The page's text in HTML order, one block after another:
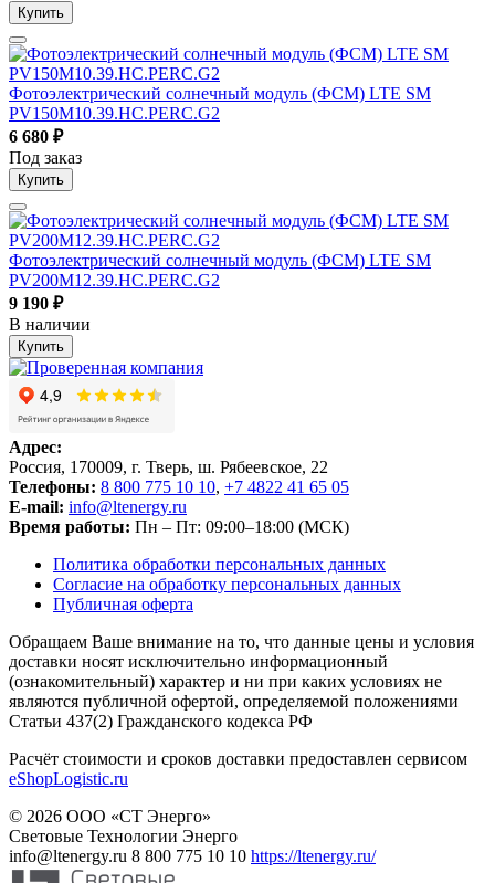
Купить
Фотоэлектрический солнечный модуль (ФСМ) LTE SM
PV150M10.39.HC.PERC.G2
6 680 ₽
Под заказ
Купить
Фотоэлектрический солнечный модуль (ФСМ) LTE SM
PV200M12.39.HC.PERC.G2
9 190 ₽
В наличии
Купить
Адрес:
Россия, 170009, г. Тверь, ш. Рябеевское, 22
Телефоны: 8 800 775 10 10, +7 4822 41 65 05
E-mail: info@ltenergy.ru
Время работы: Пн – Пт: 09:00–18:00 (МСК)
Политика обработки персональных данных
Согласие на обработку персональных данных
Публичная оферта
Обращаем Ваше внимание на то, что данные цены и условия
доставки носят исключительно информационный
(ознакомительный) характер и ни при каких условиях не
являются публичной офертой, определяемой положениями
Статьи 437(2) Гражданского кодекса РФ
Расчёт стоимости и сроков доставки предоставлен сервисом
eShopLogistic.ru
© 2026 ООО «СТ Энерго»
Световые Технологии Энерго
info@ltenergy.ru 8 800 775 10 10 https://ltenergy.ru/